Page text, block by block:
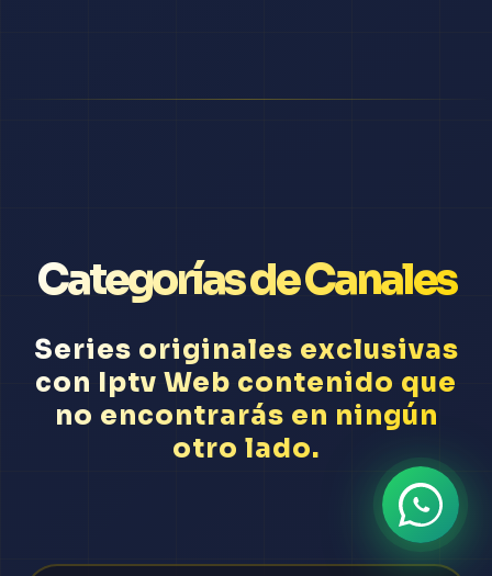
Categorías de Canales
Series originales exclusivas
con Iptv Web contenido que
no encontrarás en ningún
otro lado.